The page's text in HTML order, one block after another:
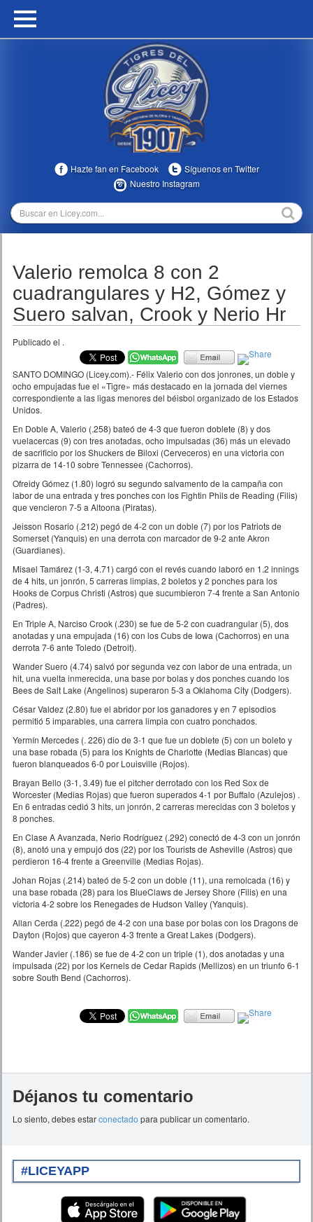
HOME
MULTIMEDIA
TEMPORADAS
Hazte fan en Facebook
Síguenos en Twitter
Nuestro Instagram
Valerio remolca 8 con 2
cuadrangulares y H2, Gómez y
Suero salvan, Crook y Nerio Hr
Publicado el .
SANTO DOMINGO (Licey.com).- Félix Valerio con dos jonrones, un doble y
ocho empujadas fue el «Tigre» más destacado en la jornada del viernes
correspondiente a las ligas menores del béisbol organizado de los Estados
Unidos.
En Doble A, Valerio (.258) bateó de 4-3 que fueron doblete (8) y dos
vuelacercas (9) con tres anotadas, ocho impulsadas (36) más un elevado
de sacrificio por los Shuckers de Biloxi (Cerveceros) en una victoria con
pizarra de 14-10 sobre Tennessee (Cachorros).
Ofreidy Gómez (1.80) logró su segundo salvamento de la campaña con
labor de una entrada y tres ponches con los Fightin Phils de Reading (Filis)
que vencieron 7-5 a Altoona (Piratas).
Jeisson Rosario (.212) pegó de 4-2 con un doble (7) por los Patriots de
Somerset (Yanquis) en una derrota con marcador de 9-2 ante Akron
(Guardianes).
Misael Tamárez (1-3, 4.71) cargó con el revés cuando laboró en 1.2 innings
de 4 hits, un jonrón, 5 carreras limpias, 2 boletos y 2 ponches para los
Hooks de Corpus Christi (Astros) que sucumbieron 7-4 frente a San Antonio
(Padres).
En Triple A, Narciso Crook (.230) se fue de 5-2 con cuadrangular (5), dos
anotadas y una empujada (16) con los Cubs de Iowa (Cachorros) en una
derrota 7-6 ante Toledo (Detroit).
Wander Suero (4.74) salvó por segunda vez con labor de una entrada, un
hit, una vuelta inmerecida, una base por bolas y dos ponches cuando los
Bees de Salt Lake (Angelinos) superaron 5-3 a Oklahoma City (Dodgers).
César Valdez (2.80) fue el abridor por los ganadores y en 7 episodios
permitió 5 imparables, una carrera limpia con cuatro ponchados.
Yermín Mercedes (. 226) dio de 3-1 que fue un doblete (5) con un boleto y
una base robada (5) para los Knights de Charlotte (Medias Blancas) que
fueron blanqueados 6-0 por Louisville (Rojos).
Brayan Bello (3-1, 3.49) fue el pitcher derrotado con los Red Sox de
Worcester (Medias Rojas) que fueron superados 4-1 por Buffalo (Azulejos) .
En 6 entradas cedió 3 hits, un jonrón, 2 carreras merecidas con 3 boletos y
8 ponches.
En Clase A Avanzada, Nerio Rodríguez (.292) conectó de 4-3 con un jonrón
(8), anotó una y empujó dos (22) por los Tourists de Asheville (Astros) que
perdieron 16-4 frente a Greenville (Medias Rojas).
Johan Rojas (.214) bateó de 5-2 con un doble (11), una remolcada (16) y
una base robada (28) para los BlueClaws de Jersey Shore (Filis) en una
victoria 4-2 sobre los Renegades de Hudson Valley (Yanquis).
Allan Cerda (.222) pegó de 4-2 con una base por bolas con los Dragons de
Dayton (Rojos) que cayeron 4-3 frente a Great Lakes (Dodgers).
Wander Javier (.186) se fue de 4-2 con un triple (1), dos anotadas y una
impulsada (22) por los Kernels de Cedar Rapids (Mellizos) en un triunfo 6-1
sobre South Bend (Cachorros).
Déjanos tu comentario
Lo siento, debes estarconectado para publicar un comentario.
#LICEYAPP